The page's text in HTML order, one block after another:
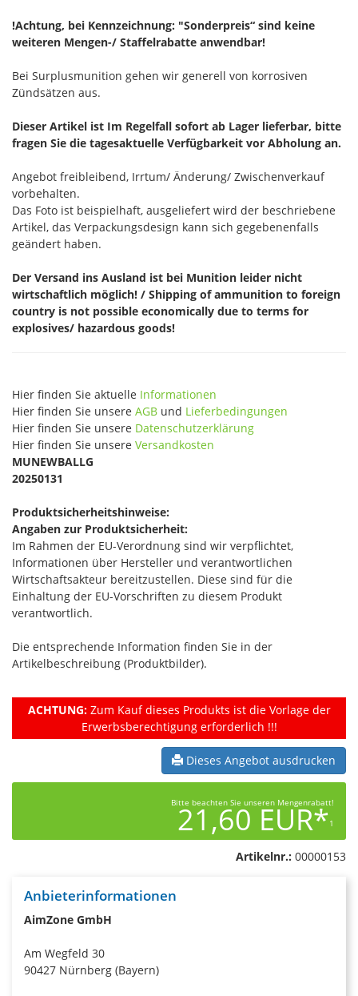
!Achtung, bei Kennzeichnung: "Sonderpreis“ sind keine
weiteren Mengen-/ Staffelrabatte anwendbar!
Bei Surplusmunition gehen wir generell von korrosiven
Zündsätzen aus.
Dieser Artikel ist Im Regelfall sofort ab Lager lieferbar, bitte
fragen Sie die tagesaktuelle Verfügbarkeit vor Abholung an.
Angebot freibleibend, Irrtum/ Änderung/ Zwischenverkauf
vorbehalten.
Das Foto ist beispielhaft, ausgeliefert wird der beschriebene
Artikel, das Verpackungsdesign kann sich gegebenenfalls
geändert haben.
Der Versand ins Ausland ist bei Munition leider nicht
wirtschaftlich möglich! / Shipping of ammunition to foreign
country is not possible economically due to terms for
explosives/ hazardous goods!
Hier finden Sie aktuelle Informationen
Hier finden Sie unsere AGB und Lieferbedingungen
Hier finden Sie unsere Datenschutzerklärung
Hier finden Sie unsere Versandkosten
MUNEWBALLG
20250131
Produktsicherheitshinweise:
Angaben zur Produktsicherheit:
Im Rahmen der EU-Verordnung sind wir verpflichtet,
Informationen über Hersteller und verantwortlichen
Wirtschaftsakteur bereitzustellen. Diese sind für die
Einhaltung der EU-Vorschriften zu diesem Produkt
verantwortlich.
Die entsprechende Information finden Sie in der
Artikelbeschreibung (Produktbilder).
ACHTUNG:Zum Kauf dieses Produkts ist die Vorlage der
Erwerbsberechtigung erforderlich !!!
Dieses Angebot ausdrucken
Bitte beachten Sie unseren Mengenrabatt!
21,60 EUR*1
Artikelnr.: 00000153
Anbieterinformationen
AimZone GmbH
Am Wegfeld 30
90427 Nürnberg (Bayern)